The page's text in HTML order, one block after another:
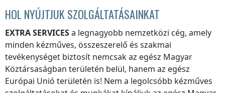
HOL NYÚJTJUK SZOLGÁLTATÁSAINKAT
EXTRA SERVICESa legnagyobb nemzetközi cég, amely
minden kézműves, összeszerelő és szakmai
tevékenységet biztosít nemcsakaz egész Magyar
Köztársaságban területén belül, hanem az egész
Európai Unió területén is! Nem a legolcsóbb kézműves